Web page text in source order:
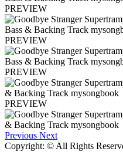
PREVIEW
PREVIEW
PREVIEW
PREVIEW
Previous Next
Copyright: © All Rights